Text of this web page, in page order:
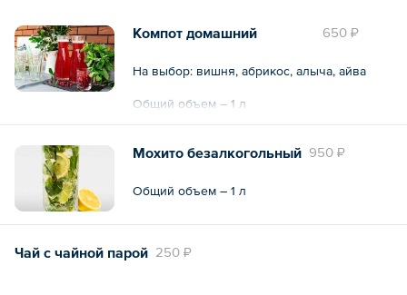
650 ₽
Компот домашний
На выбор: вишня, абрикос, алыча, айва
Общий объем – 1 л
950 ₽
Мохито безалкогольный
Общий объем – 1 л
250 ₽
Чай с чайной парой